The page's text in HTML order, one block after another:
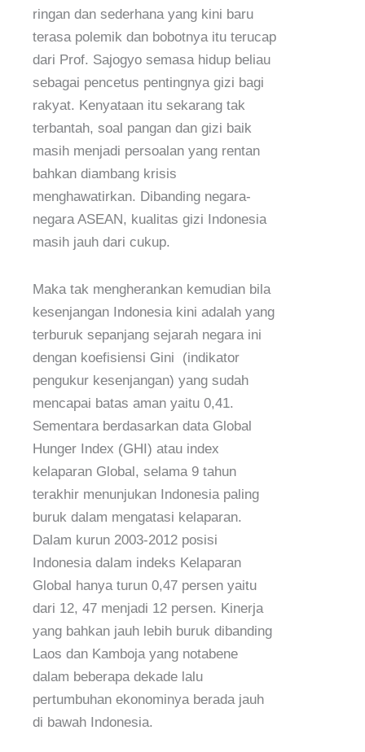
ringan dan sederhana yang kini baru
terasa polemik dan bobotnya itu terucap
dari Prof. Sajogyo semasa hidup beliau
sebagai pencetus pentingnya gizi bagi
rakyat. Kenyataan itu sekarang tak
terbantah, soal pangan dan gizi baik
masih menjadi persoalan yang rentan
bahkan diambang krisis
menghawatirkan. Dibanding negara-
negara ASEAN, kualitas gizi Indonesia
masih jauh dari cukup.
Maka tak mengherankan kemudian bila
kesenjangan Indonesia kini adalah yang
terburuk sepanjang sejarah negara ini
dengan koefisiensi Gini (indikator
pengukur kesenjangan) yang sudah
mencapai batas aman yaitu 0,41.
Sementara berdasarkan data Global
Hunger Index (GHI) atau index
kelaparan Global, selama 9 tahun
terakhir menunjukan Indonesia paling
buruk dalam mengatasi kelaparan.
Dalam kurun 2003-2012 posisi
Indonesia dalam indeks Kelaparan
Global hanya turun 0,47 persen yaitu
dari 12, 47 menjadi 12 persen. Kinerja
yang bahkan jauh lebih buruk dibanding
Laos dan Kamboja yang notabene
dalam beberapa dekade lalu
pertumbuhan ekonominya berada jauh
di bawah Indonesia.